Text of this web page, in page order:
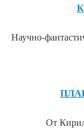
Научно-
От